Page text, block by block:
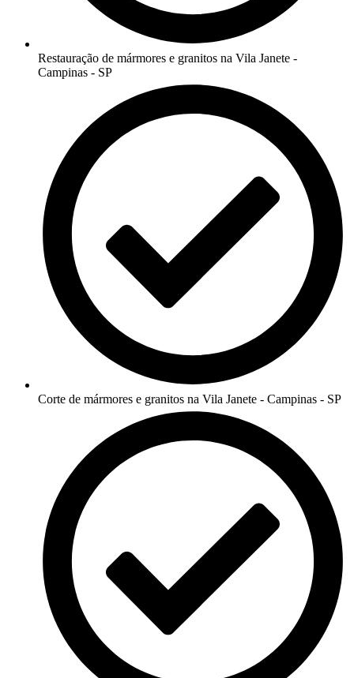
Restauração de mármores e granitos na Vila Janete -
Campinas - SP
Corte de mármores e granitos na Vila Janete - Campinas - SP